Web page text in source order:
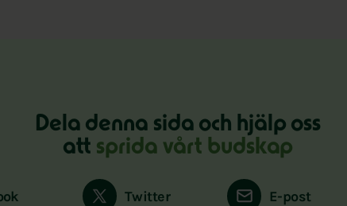
Dela denna sida och hjälp oss
att sprida vårt budskap
Twitter E-post